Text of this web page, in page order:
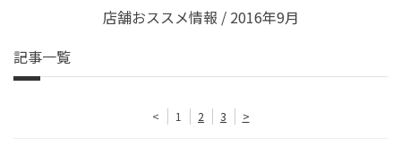
店舗おススメ情報 / 2016年9月
記事一覧
< 1 2 3 >